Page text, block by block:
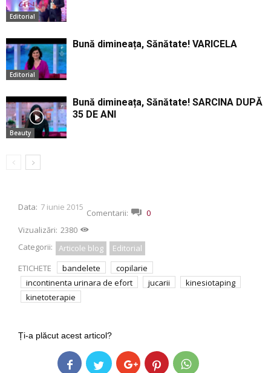
Editorial
Editorial
Bună dimineața, Sănătate! VARICELA
Beauty
Bună dimineața, Sănătate! SARCINA DUPĂ
35 DE ANI
Data: 7 iunie 2015
Comentarii:
0
Vizualizări: 2380
Categorii:
Articole blog
Editorial
ETICHETE
bandelete
copilarie
incontinenta urinara de efort
jucarii
kinesiotaping
kinetoterapie
Ți-a plăcut acest articol?